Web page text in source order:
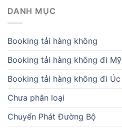
DANH MỤC
Booking tải hàng không
Booking tải hàng không đi Mỹ
Booking tải hàng không đi Úc
Chưa phân loại
Chuyển Phát Đường Bộ